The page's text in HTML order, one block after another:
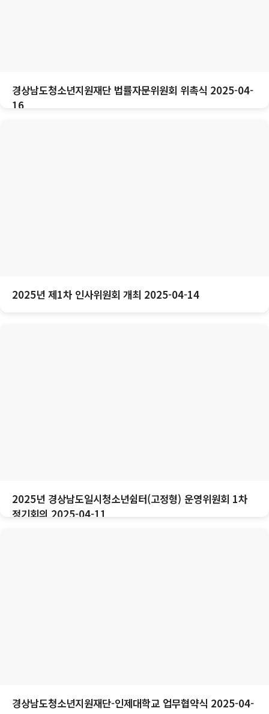
경상남도청소년지원재단 법률자문위원회 위촉식 2025-04-
16
2025년 제1차 인사위원회 개최 2025-04-14
2025년 경상남도일시청소년쉼터(고정형) 운영위원회 1차
정기회의 2025-04-11
경상남도청소년지원재단-인제대학교 업무협약식 2025-04-